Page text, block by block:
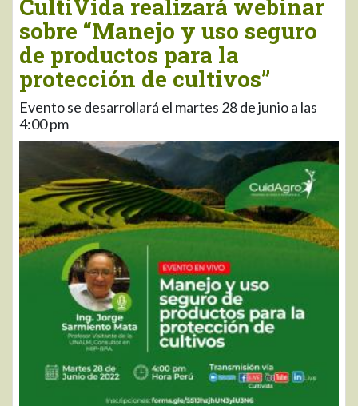
CultiVida realizará webinar
sobre “Manejo y uso seguro
de productos para la
protección de cultivos”
Evento se desarrollará el martes 28 de junio a las
4:00 pm